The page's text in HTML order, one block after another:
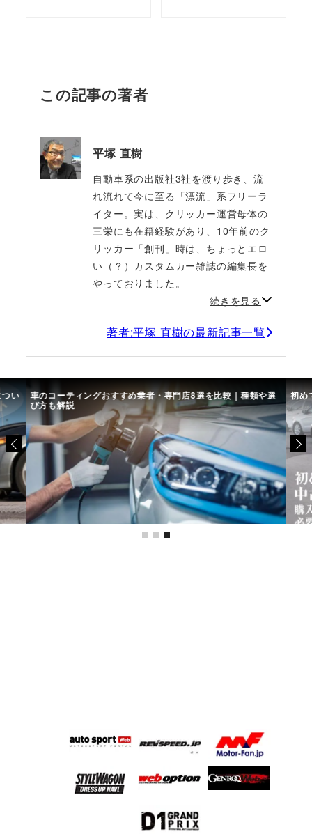
この記事の著者
平塚 直樹
自動車系の出版社3社を渡り歩き、流
れ流れて今に至る「漂流」系フリーラ
イター。実は、クリッカー運営母体の
三栄にも在籍経験があり、10年前のク
リッカー「創刊」時は、ちょっとエロ
い（？）カスタムカー雑誌の編集長を
やっておりました。
続きを見る
著者:平塚 直樹の最新記事一覧
い 車のコーティングおすすめ業者・専門店8選を比較｜種類や選
び方も解説
初め